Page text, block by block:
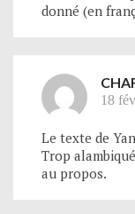
donné (en
18
Le texte de
Trop
au propos.